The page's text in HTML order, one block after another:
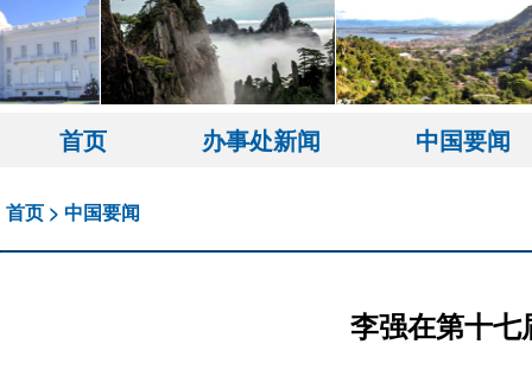
首页 办事处新闻 中国要闻
首页 > 中国要闻
李强在第十